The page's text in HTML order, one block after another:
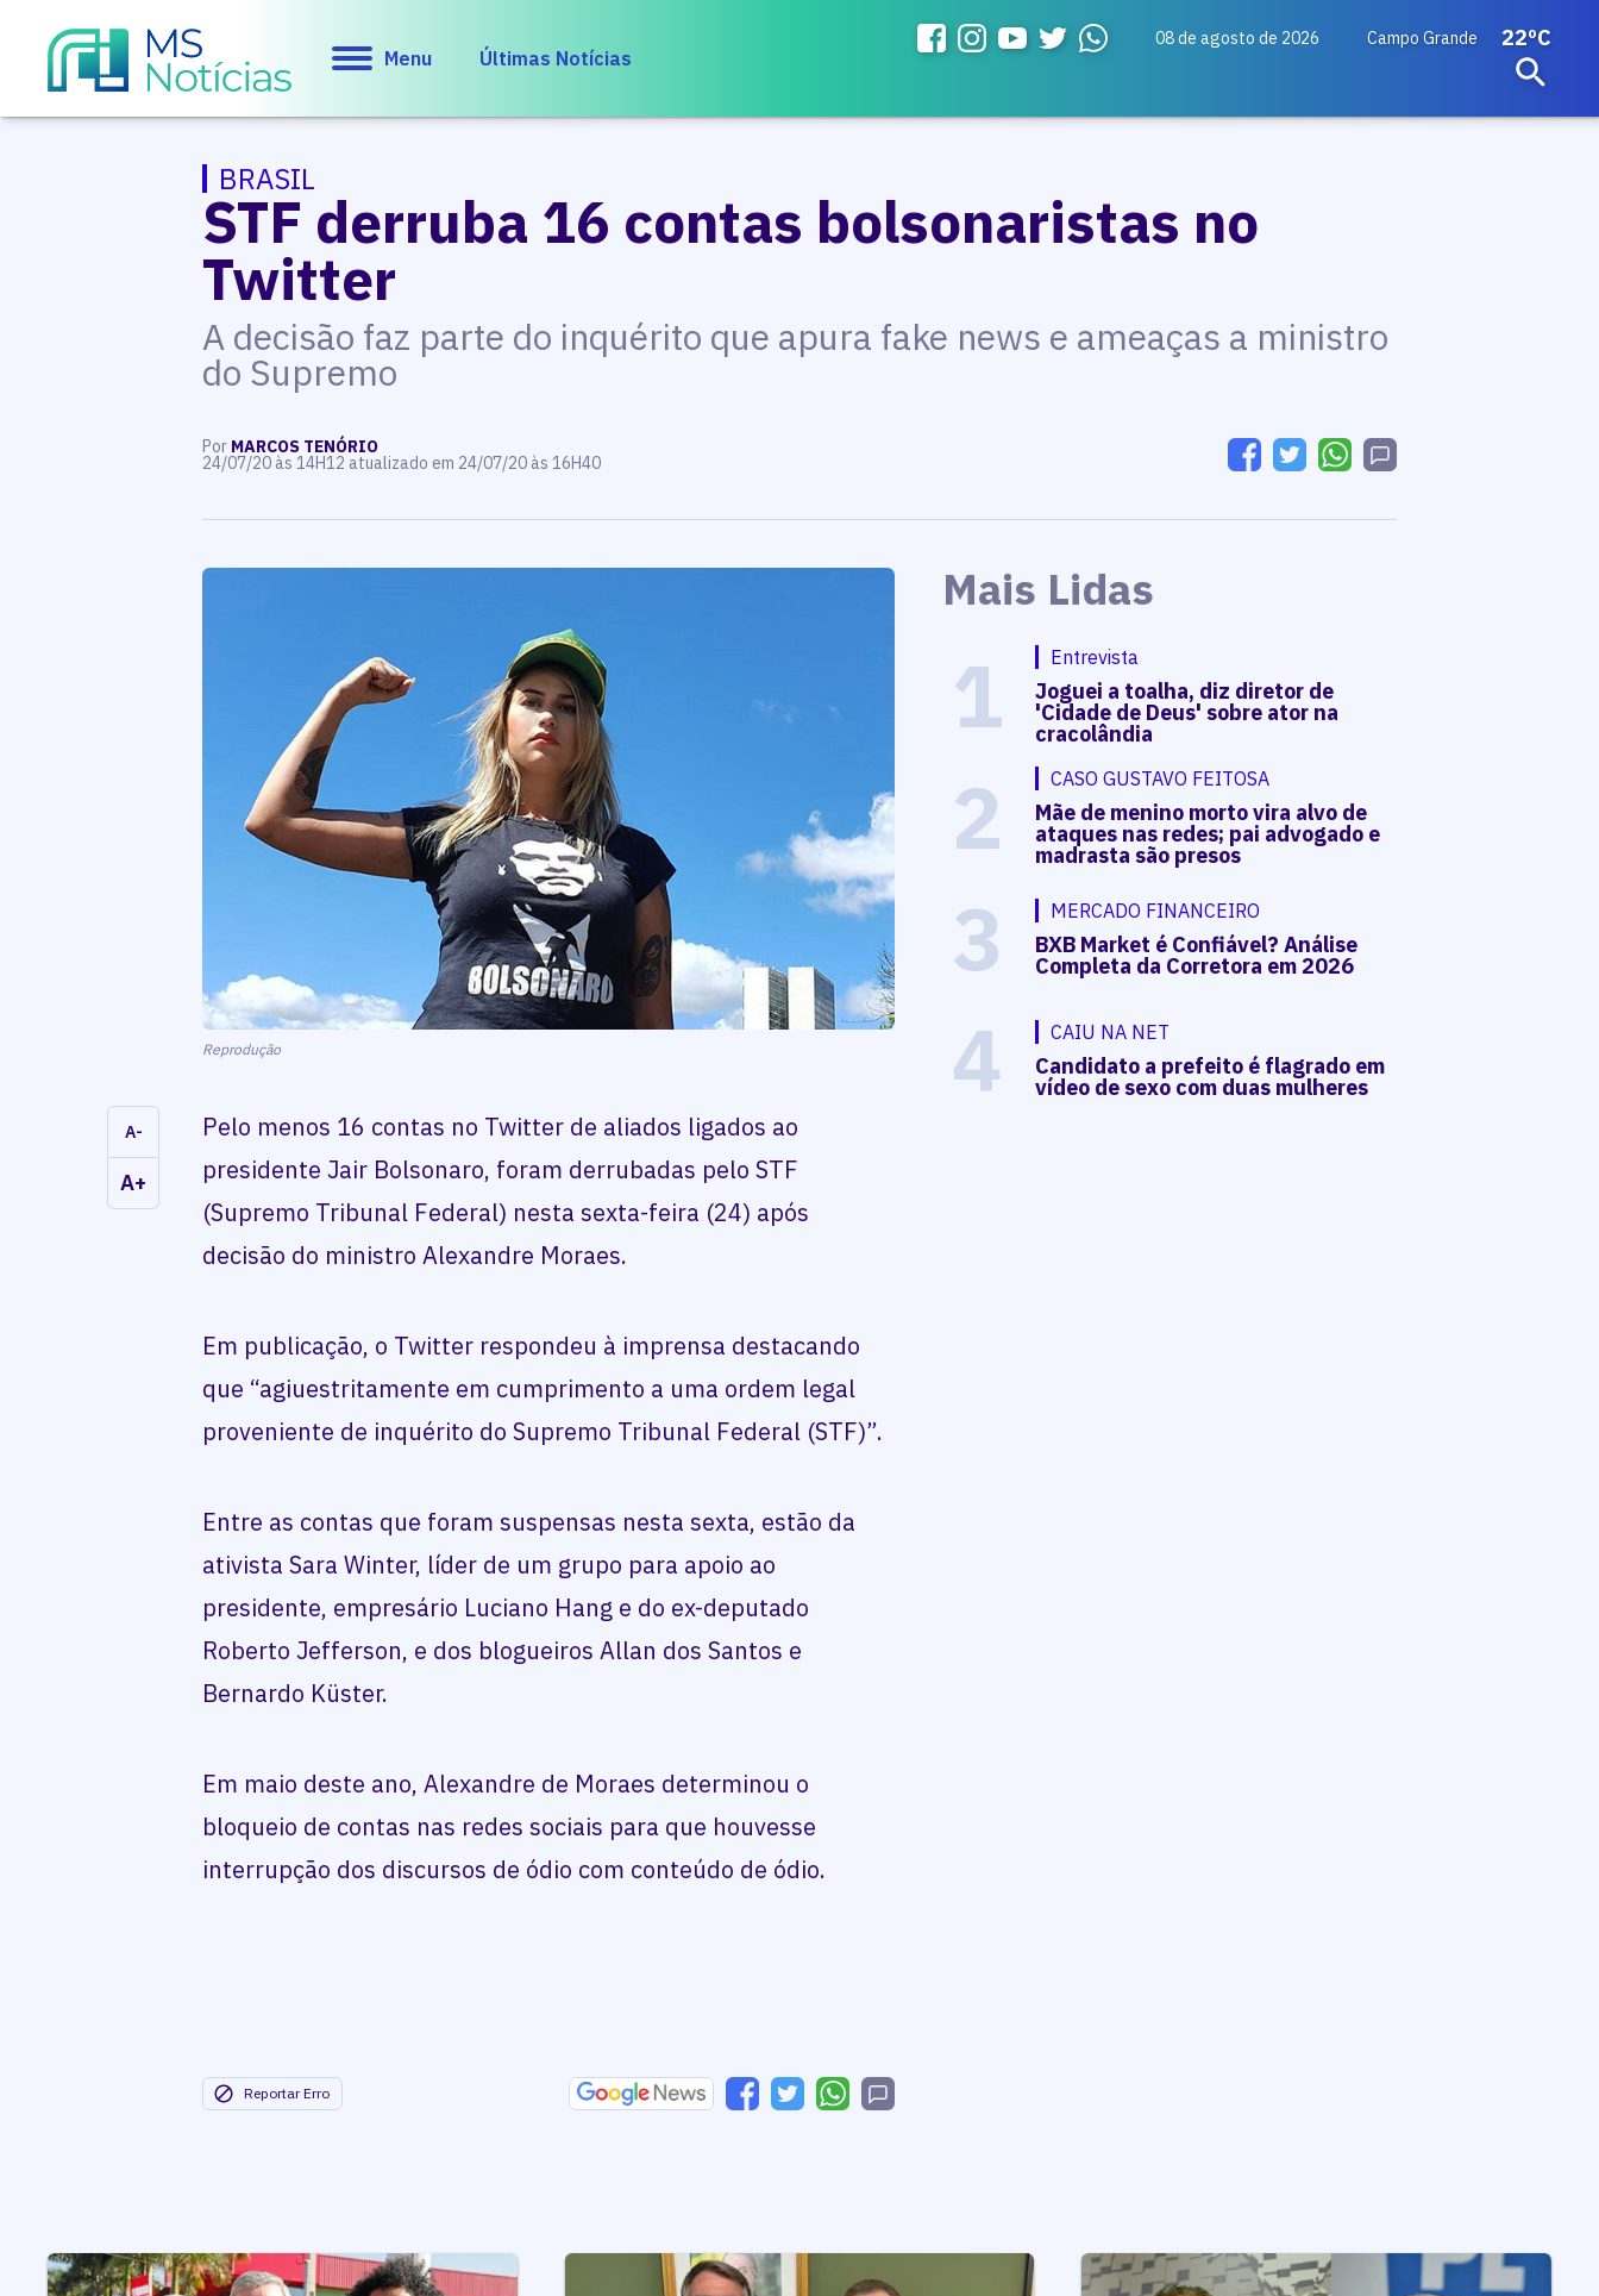
Menu Últimas Notícias
08 de agosto de 2026 Campo Grande 22ºC
BRASIL
STF derruba 16 contas bolsonaristas no
Twitter
A decisão faz parte do inquérito que apura fake news e ameaças a ministro
do Supremo
Por MARCOS TENÓRIO
24/07/20 às 14H12 atualizado em 24/07/20 às 16H40
Reprodução
A-
A+
Pelo menos 16 contas no Twitter de aliados ligados ao
presidente Jair Bolsonaro, foram derrubadas pelo STF
(Supremo Tribunal Federal) nesta sexta-feira (24) após
decisão do ministro Alexandre Moraes.
Em publicação, o Twitter respondeu à imprensa destacando
que “agiuestritamente em cumprimento a uma ordem legal
proveniente de inquérito do Supremo Tribunal Federal (STF)”.
Entre as contas que foram suspensas nesta sexta, estão da
ativista Sara Winter, líder de um grupo para apoio ao
presidente, empresário Luciano Hang e do ex-deputado
Roberto Jefferson, e dos blogueiros Allan dos Santos e
Bernardo Küster.
Em maio deste ano, Alexandre de Moraes determinou o
bloqueio de contas nas redes sociais para que houvesse
interrupção dos discursos de ódio com conteúdo de ódio.
Reportar Erro
Mais Lidas
1 Entrevista
Joguei a toalha, diz diretor de
'Cidade de Deus' sobre ator na
cracolândia
2 CASO GUSTAVO FEITOSA
Mãe de menino morto vira alvo de
ataques nas redes; pai advogado e
madrasta são presos
3 MERCADO FINANCEIRO
BXB Market é Confiável? Análise
Completa da Corretora em 2026
4 CAIU NA NET
Candidato a prefeito é flagrado em
vídeo de sexo com duas mulheres